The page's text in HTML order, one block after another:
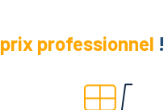
prix professionnel !